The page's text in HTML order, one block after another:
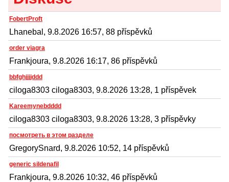
FobertProft
Lhanebal, 9.8.2026 16:57, 88 příspěvků
order viagra
Frankjoura, 9.8.2026 16:17, 86 příspěvků
bbfghjjjjddd
ciloga8303 ciloga8303, 9.8.2026 13:28, 1 příspěvek
Kareemynebdddd
ciloga8303 ciloga8303, 9.8.2026 13:28, 3 příspěvky
посмотреть в этом разделе
GregorySnard, 9.8.2026 10:52, 14 příspěvků
generic sildenafil
Frankjoura, 9.8.2026 10:32, 46 příspěvků